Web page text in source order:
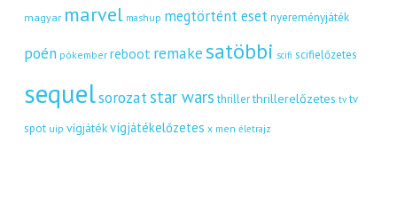
magyar marvel mashup megtörtént eset nyereményjáték
poén pókember reboot remakesatöbbi scifi scifielőzetes
sequelsorozatstar wars thriller thrillerelőzetes tv tv
spot uip vígjátékvígjátékelőzetes x men életrajz